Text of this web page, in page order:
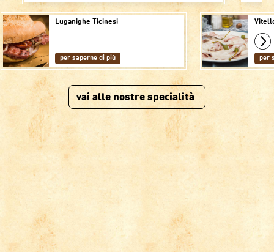
Luganighe Ticinesi
per saperne di più per
vai alle nostre specialità